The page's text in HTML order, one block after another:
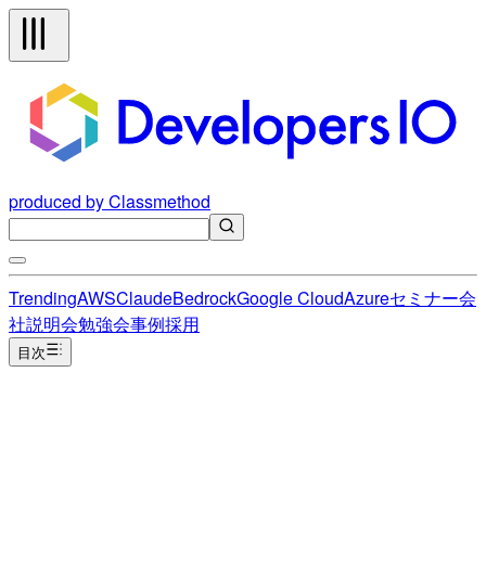
produced by Classmethod
TrendingAWSClaudeBedrockGoogle CloudAzureセミナー会
社説明会勉強会事例採用
目次